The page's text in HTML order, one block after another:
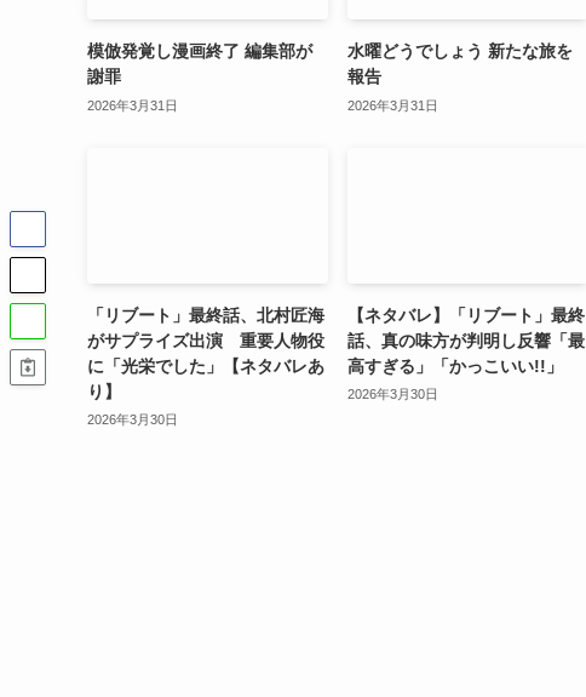
模倣発覚し漫画終了 編集部が
謝罪
2026年3月31日
水曜どうでしょう 新たな旅を
報告
2026年3月31日
「リブート」最終話、北村匠海
がサプライズ出演 重要人物役
に「光栄でした」【ネタバレあ
り】
2026年3月30日
【ネタバレ】「リブート」最終
話、真の味方が判明し反響「最
高すぎる」「かっこいい!!」
2026年3月30日